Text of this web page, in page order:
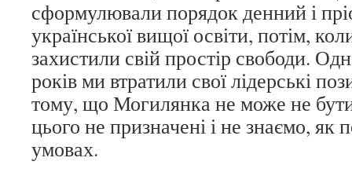
сформулювали порядок денний і
української вищої освіти, потім,
захистили свій простір свободи.
років ми втратили свої лідерські
тому, що Могилянка не може не
цього не призначені і не знаємо, як
умовах.